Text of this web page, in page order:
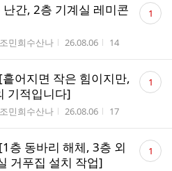
간, 2층 기계실 레미콘
작성자
조민희수산나 작성시간
26.08.06 조회수
14
댓
글 1
어지면 작은 힘이지만,
기적입니다]
작성자
조민희수산나 작성시간
26.08.06 조회수
17
댓
글 1
층 동바리 해체, 3층 외
거푸집 설치 작업]
댓
글 1